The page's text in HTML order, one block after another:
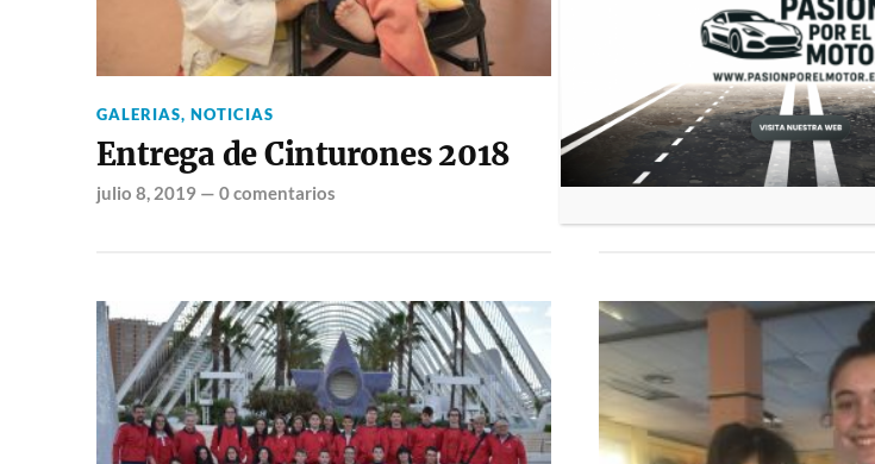
GALERIAS, NOTICIAS
Entrega de Cinturones 2018
julio 8, 2019— 0 comentarios
GALERIAS,NOTICIAS
Kataylu 2019
junio 18, 2019—0 comentarios